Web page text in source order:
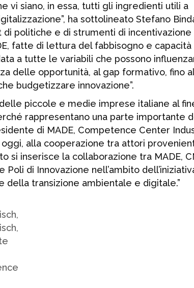
vi siano, in essa, tutti gli ingredienti utili a
ha sottolineato Stefano
politiche e di strumenti di incentivazione
fatte di lettura del fabbisogno e capacità
a tutte le variabili che possono
delle opportunità, al gap formativo, fino
budgetizzare innovazione”.
piccole e medie imprese italiane al
rappresentano una parte importante
di MADE, Competence Center
alla cooperazione tra attori
si inserisce la collaborazione tra MADE,
di Innovazione nell’ambito
della transizione ambientale e digitale.”